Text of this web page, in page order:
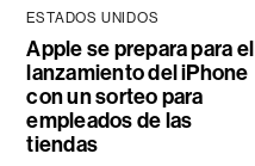
ESTADOS UNIDOS
Apple se prepara para el
lanzamiento del iPhone
con un sorteo para
empleados de las
tiendas